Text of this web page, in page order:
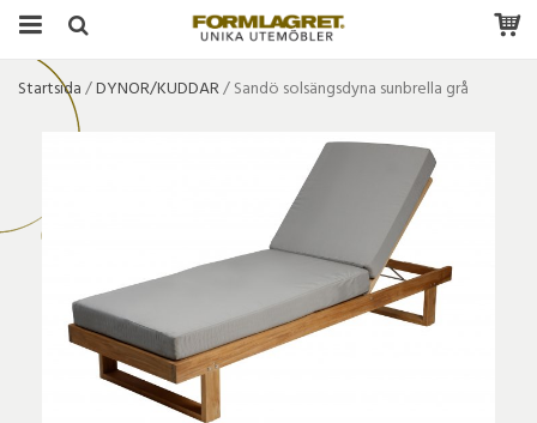
Startsida/DYNOR/KUDDAR/Sandö solsängsdyna sunbrella grå